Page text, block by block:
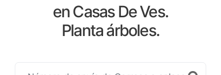
en Casas De Ves.
Planta árboles.